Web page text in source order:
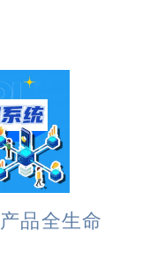
品全生命